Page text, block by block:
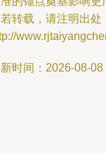
转载，请注明出处
时间：2026-08-08